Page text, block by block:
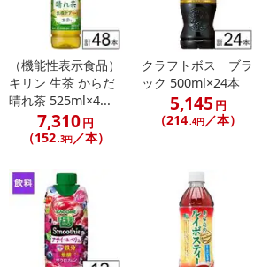
（機能性表示食品）
キリン 生茶 からだ
晴れ茶 525ml×4...
7,310円
（152 .3円／本）
クラフトボス ブラ
ック 500ml×24本
5,145 円
（214 .4円 ／本）